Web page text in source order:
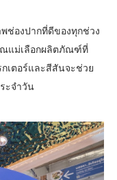
พช่องปากที่ดีของทุกช่วง
คุณแม่เลือกผลิตภัณฑ์ที่
เตอร์และสีสันจะช่วย
ะจำวัน